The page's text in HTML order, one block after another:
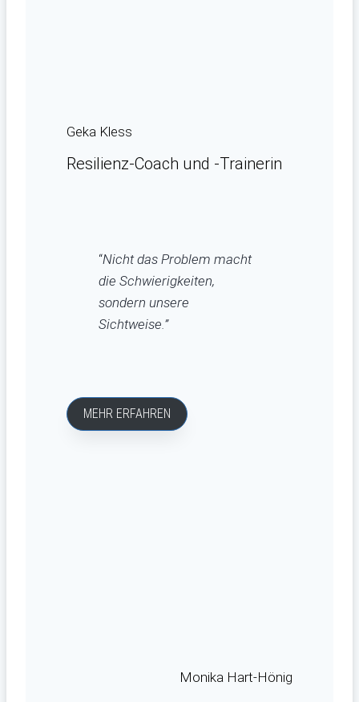
Geka Kless
Resilienz-Coach und -Trainerin
“Nicht das Problem macht
die Schwierigkeiten,
sondern unsere
Sichtweise.”
MEHR ERFAHREN
Monika Hart-Hönig